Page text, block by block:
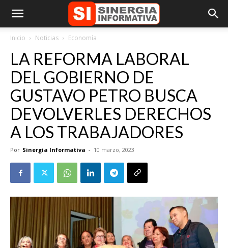
Inicio Noticias Economía
LA REFORMA LABORAL
DEL GOBIERNO DE
GUSTAVO PETRO BUSCA
DEVOLVERLES DERECHOS
A LOS TRABAJADORES
Por Sinergia Informativa - 10 marzo, 2023